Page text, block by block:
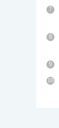
7
8
9
10